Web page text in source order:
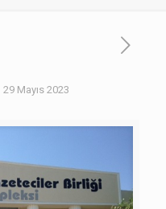
29 Mayıs 2023